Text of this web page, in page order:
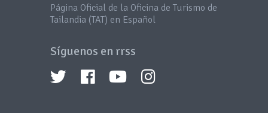
Página Oficial de la Oficina de Turismo de
Tailandia (TAT) en Español
Síguenos en rrss